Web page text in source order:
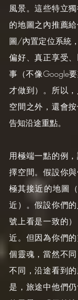
風景。這些特立
的地圖之內推薦
圖/內置定位系統
偏好、真正享受
事（不像Google
才做到）。所以
空間之外，還會按
告知沿途重點。
用極端一點的例
擇空間。假設你
極其接近的地圖
近）。假設你們
號上看是一致的
近。但因為你們
個靈魂，當然不
不同，沿途看到
是，旅途中他們